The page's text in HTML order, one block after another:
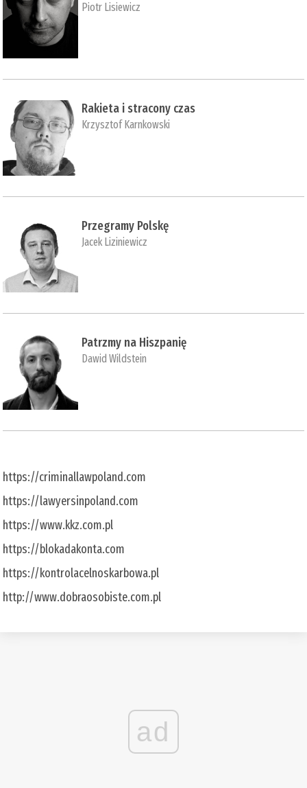
Piotr Lisiewicz
Rakieta i stracony czas
Krzysztof Karnkowski
Przegramy Polskę
Jacek Liziniewicz
Patrzmy na Hiszpanię
Dawid Wildstein
https://criminallawpoland.com
https://lawyersinpoland.com
https://www.kkz.com.pl
https://blokadakonta.com
https://kontrolacelnoskarbowa.pl
http://www.dobraosobiste.com.pl
ad